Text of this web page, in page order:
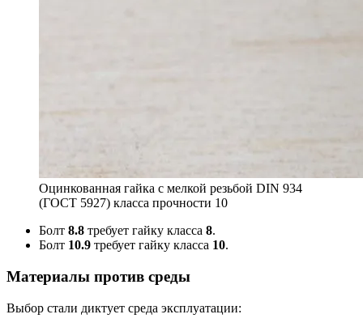
Оцинкованная гайка с мелкой резьбой DIN 934
(ГОСТ 5927) класса прочности 10
Болт 8.8 требует гайку класса 8.
Болт 10.9 требует гайку класса 10.
Материалы против среды
Выбор стали диктует среда эксплуатации: